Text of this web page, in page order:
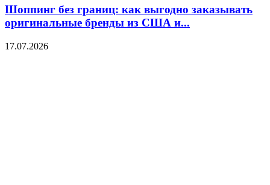
Шоппинг без границ: как выгодно заказывать
оригинальные бренды из США и...
17.07.2026